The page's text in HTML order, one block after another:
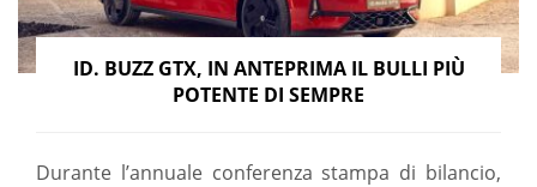
ID. BUZZ GTX, IN ANTEPRIMA IL BULLI PIÙ
POTENTE DI SEMPRE
Durante l’annuale conferenza stampa di bilancio,